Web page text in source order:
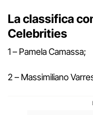
La classifica
Celebrities
1 – Pamela Camassa;
2 – Massimiliano